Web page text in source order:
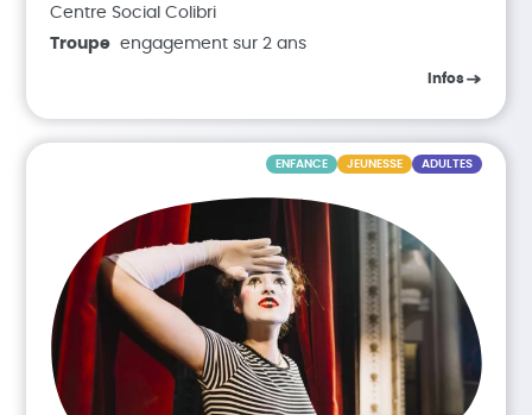
Centre Social Colibri
Troupe engagement sur 2 ans
Infos
ENFANCE JEUNESSE ADULTES